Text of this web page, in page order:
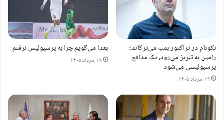
ترکیب تیم ملی مقابل قطر اعلام شد
۲۴ مهر ۱۴۰۳
با این شرایط و ابراز پشیمانی از سوی غندی‌پور، این مهاجم امروز به همراه سه
حضور در لیست نهایی پیدا کنند.
نکونام در تراکتور بمب می‌ترکاند؛
رامین به تبریز می‌رود، یک مدافع
پرسپولیسی می‌شود
۱۹ مرداد ۱۴۰۵
بعدا می‌گویم چرا به پرسپولیس نرفتم
۱۸ مرداد ۱۴۰۵